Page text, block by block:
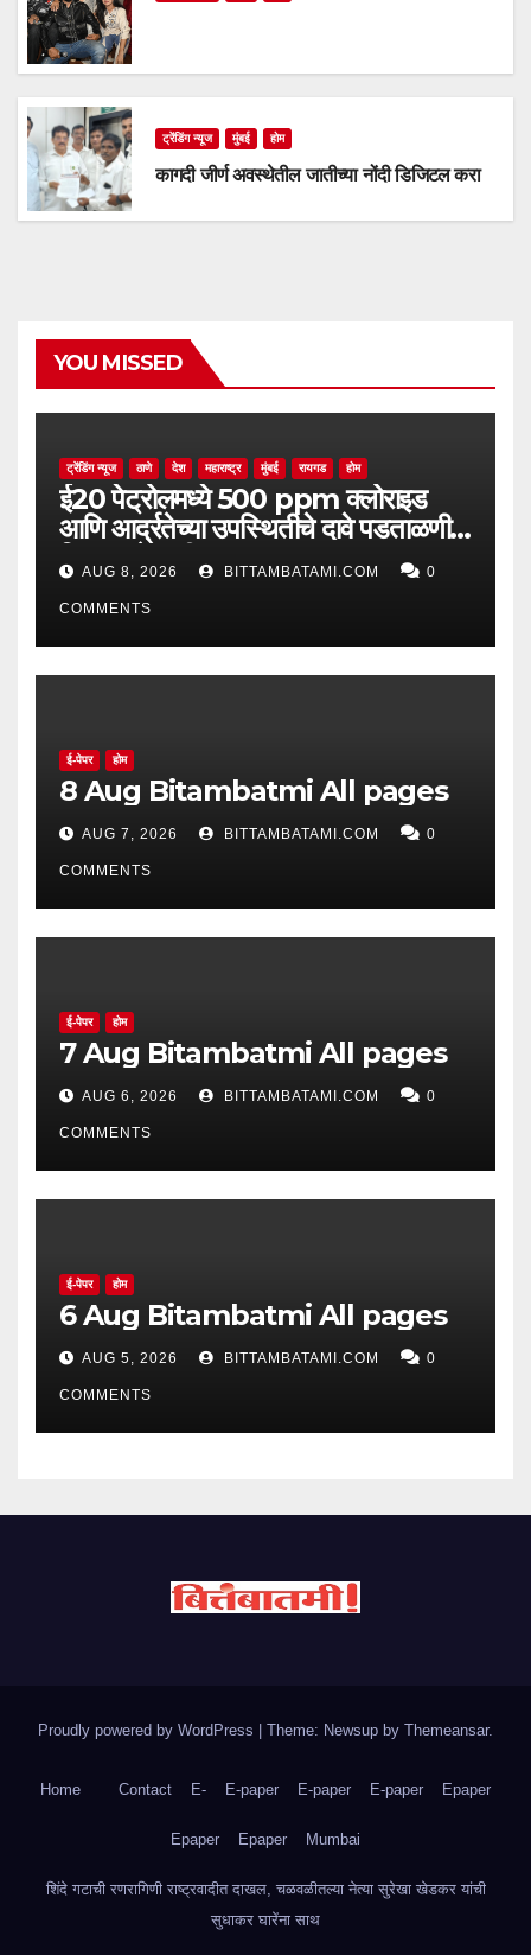
ट्रेंडिंग न्यूज मुंबई होम
कागदी जीर्ण अवस्थेतील जातीच्या नोंदी डिजिटल करा
YOU MISSED
ट्रेंडिंग न्यूज ठाणे देश महाराष्ट्र मुंबई रायगड होम
ई20 पेट्रोलमध्ये 500 ppm क्लोराइड
आणि आर्द्रतेच्या उपस्थितीचे दावे पडताळणीत
सिद्ध झाले नाहीत
AUG 8, 2026 BITTAMBATAMI.COM 0
COMMENTS
ई-पेपर होम
8 Aug Bitambatmi All pages
AUG 7, 2026 BITTAMBATAMI.COM 0
COMMENTS
ई-पेपर होम
7 Aug Bitambatmi All pages
AUG 6, 2026 BITTAMBATAMI.COM 0
COMMENTS
ई-पेपर होम
6 Aug Bitambatmi All pages
AUG 5, 2026 BITTAMBATAMI.COM 0
COMMENTS
Proudly powered by WordPress | Theme: Newsup by Themeansar.
Home Contact E- E-paper E-paper E-paper Epaper
Epaper Epaper Mumbai
शिंदे गटाची रणरागिणी राष्ट्रवादीत दाखल, चळवळीतल्या नेत्या सुरेखा खेडकर यांची
सुधाकर घारेंना साथ